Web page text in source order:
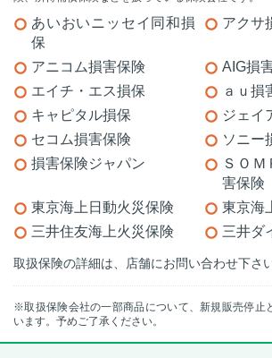
あいおいニッセイ同和損
保
アクサ
アニコム損害保険
AIG損
エイチ・エス損保
ａｕ損
キャピタル損保
ジェイ
セコム損害保険
ソニー
損害保険ジャパン
ＳＯ
害保険
東京海上日動火災保険
東京海
三井住友海上火災保険
三井ダ
取扱保険の詳細は、店舗にお問い合わせ下さ
※取扱保険会社の一部商品について、新規販売停止
います。予めご了承ください。